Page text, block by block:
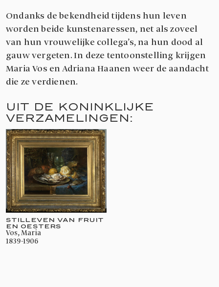
Ondanks de bekendheid tijdens hun leven
worden beide kunstenaressen, net als zoveel
van hun vrouwelijke collega’s, na hun dood al
gauw vergeten. In deze tentoonstelling krijgen
Maria Vos en Adriana Haanen weer de aandacht
die ze verdienen.
UIT DE KONINKLIJKE
VERZAMELINGEN:
STILLEVEN VAN FRUIT
EN OESTERS
Vos, Maria
1839-1906